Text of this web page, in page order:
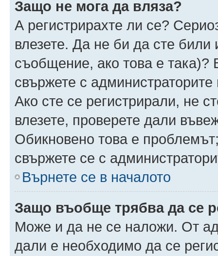
Защо не мога да вляза?
А регистрирахте ли се?
влезете. Да не би да сте
съобщение, ако това е така)?
свържете с
Ако сте се регистрирали, не
влезете, проверете дали
Обикновено това е
свържете се с
Върнете се в началото
Защо въобще трябва да се
Може и да не се наложи. От
дали е необходимо да се